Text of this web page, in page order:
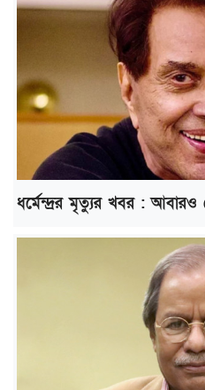
ধর্মেন্দ্রর মৃত্যুর খবর : আবারও